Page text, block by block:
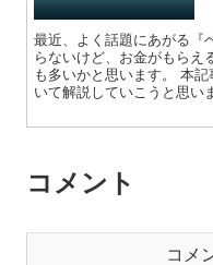
最近、よく話題にあがる『
らないけど、お金がもらえ
も多いかと思います。 本
いて解説していこうと思い
コメント
コメ